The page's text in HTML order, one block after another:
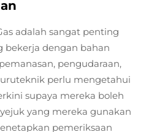
adalah sangat penting
bekerja dengan bahan
pengudaraan,
perlu mengetahui
supaya mereka boleh
yang mereka gunakan
pemeriksaan